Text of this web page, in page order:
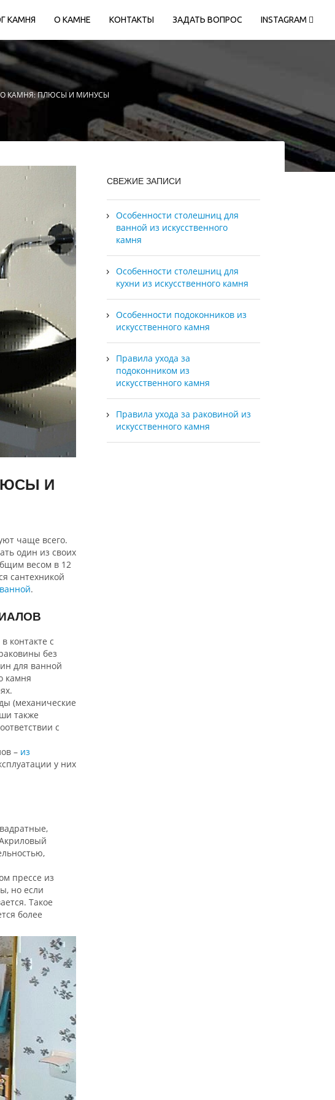
КАМНЯ О КАМНЕ КОНТАКТЫ ЗАДАТЬ ВОПРОС INSTAGRAM
КАМНЯ: ПЛЮСЫ И МИНУСЫ
И
чаще всего.
один из своих
весом в 12
сантехникой
.
контакте с
без
для ванной
камня
(механические
также
с
– из
у них
прессе из
но если
Такое
более
СВЕЖИЕ ЗАПИСИ
Особенности столешниц для
ванной из искусственного
камня
Особенности столешниц для
кухни из искусственного камня
Особенности подоконников из
искусственного камня
Правила ухода за
подоконником из
искусственного камня
Правила ухода за раковиной из
искусственного камня